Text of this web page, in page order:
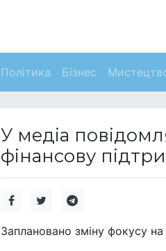
Політика Бізнес
У медіа
фінансову
Заплановано зміну фокусу